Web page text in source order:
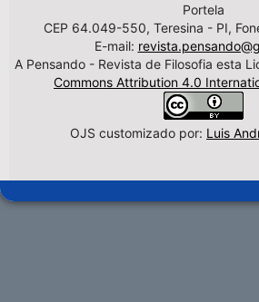
Portela
CEP 64.049-550, Teresina - PI,
E-mail:
A Pensando - Revista de Filosofia esta
Commons Attribution 4.0
OJS customizado por: Luis